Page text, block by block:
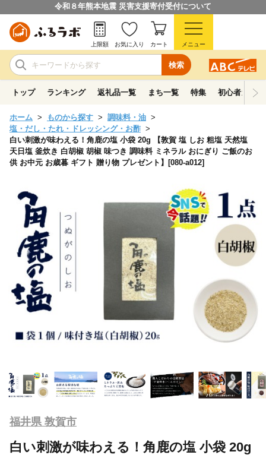
令和８年熊本地震 災害支援寄付受付について
検索
上限額 お気に入り カート メニュー
トップ ランキング 返礼品一覧 まち一覧 特集 初心者ガイド
ホーム ものから探す
調味料・油
塩・だし・たれ・ドレッシング・お酢
白い刺激が味わえる！角鹿の塩 小袋 20g 【敦賀 塩 しお 粗塩 天然塩
天日塩 釜炊き 白胡椒 胡椒 味つき 調味料 ミネラル おにぎり ご飯のお
供 お中元 お歳暮 ギフト 贈り物 プレゼント】[080-a012]
福井県 敦賀市
白い刺激が味わえる！角鹿の塩 小袋 20g